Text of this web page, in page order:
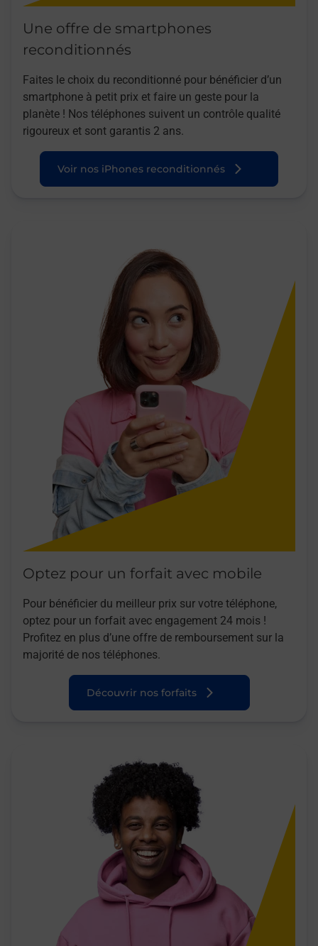
Une offre de smartphones
reconditionnés
Faites le choix du reconditionné pour bénéficier d’un
smartphone à petit prix et faire un geste pour la
planète ! Nos téléphones suivent un contrôle qualité
rigoureux et sont garantis 2 ans.
Voir nos iPhones reconditionnés
Optez pour un forfait avec mobile
Pour bénéficier du meilleur prix sur votre téléphone,
optez pour un forfait avec engagement 24 mois !
Profitez en plus d’une offre de remboursement sur la
majorité de nos téléphones.
Découvrir nos forfaits